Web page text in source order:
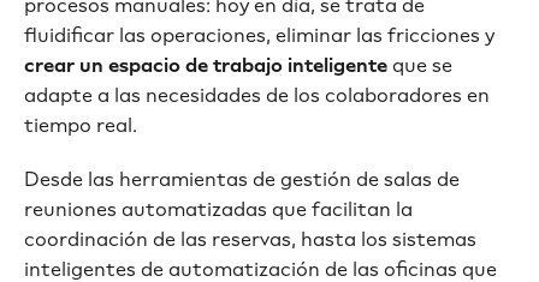
procesos manuales: hoy en día, se trata de
fluidificar las operaciones, eliminar las fricciones y
crear un espacio de trabajo inteligente que se
adapte a las necesidades de los colaboradores en
tiempo real.
Desde las herramientas de gestión de salas de
reuniones automatizadas que facilitan la
coordinación de las reservas, hasta los sistemas
inteligentes de automatización de las oficinas que